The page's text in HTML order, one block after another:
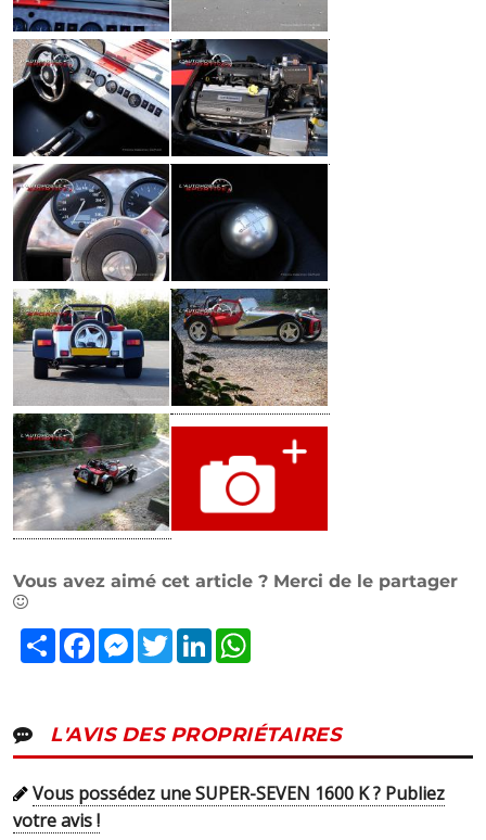
Vous avez aimé cet article ? Merci de le partager
PartagerFacebookMessenger
TwitterLinkedIn
L'AVIS DES PROPRIÉTAIRES
Vous possédez une SUPER-SEVEN 1600 K ? Publiez
votre avis !